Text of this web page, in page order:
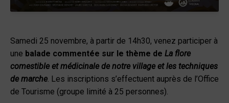
Samedi 25 novembre, à partir de 14h30, venez participer à
une balade commentée sur le thème de La flore
comestible et médicinale de notre village et les techniques
de marche. Les inscriptions s’effectuent auprès de l’Office
de Tourisme (groupe limité à 25 personnes).